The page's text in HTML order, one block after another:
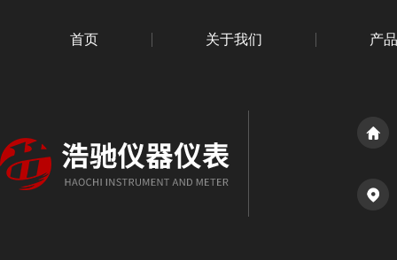
首页 关于我们 产